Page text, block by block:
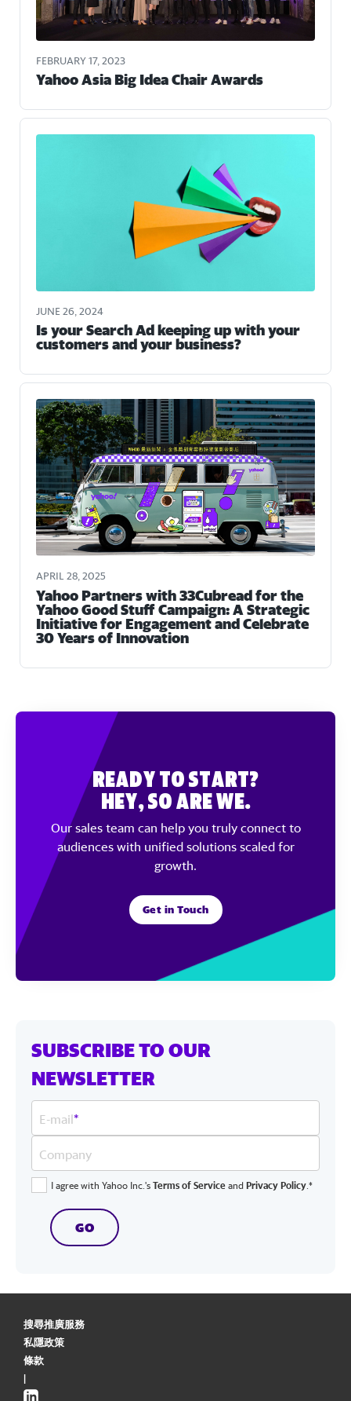
FEBRUARY 17, 2023
Yahoo Asia Big Idea Chair Awards
JUNE 26, 2024
Is your Search Ad keeping up with your
customers and your business?
APRIL 28, 2025
Yahoo Partners with 33Cubread for the
Yahoo Good Stuff Campaign: A Strategic
Initiative for Engagement and Celebrate
30 Years of Innovation
Ready to Start?
Hey, So Are We.
Our sales team can help you truly connect to
audiences with unified solutions scaled for
growth.
Get in Touch
SUBSCRIBE TO OUR
NEWSLETTER
E-mail*
Company
I agree with Yahoo Inc.'s Terms of Service and Privacy Policy .*
GO
搜尋推廣服務
私隱政策
條款
|